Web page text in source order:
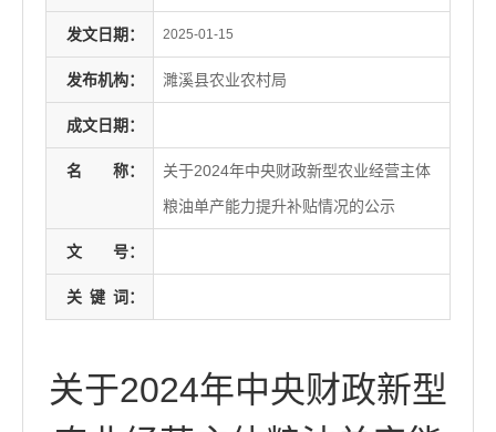
发文日期： 2025-01-15
发布机构： 濉溪县农业农村局
成文日期：
名 称：
关于2024年中央财政新型农业经营主体
粮油单产能力提升补贴情况的公示
文 号：
关 键 词：
关于2024年中央财政新型